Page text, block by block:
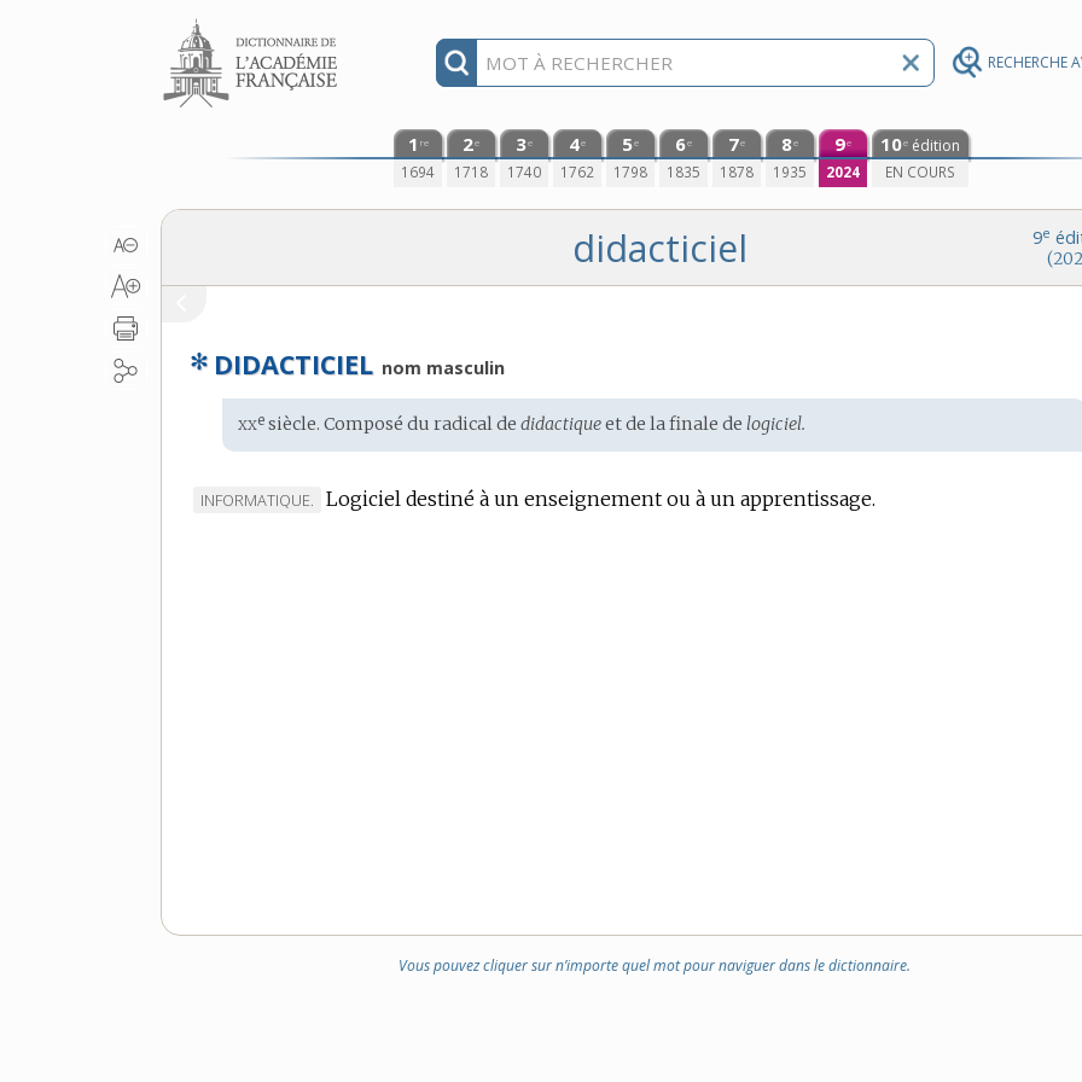
RECHERCHE
Aller au contenu
1 re
1694
2e
1718
3e
1740
4e
1762
5e
1798
6e
1835
7e
1878
8e
1935
9e
2024
10e édition
EN COURS
9e
didacticiel
✻ DIDACTICIEL nom masculin
Étymologie
:
xxe siècle. Composé du radical dedidactiqueet de la finale delogiciel.
MARQUE
INFORMATIQUE. Logiciel destiné à un enseignement ou à un apprentissage.
Vous pouvez cliquer sur n’importe quel mot pour naviguer dans le dictionnaire.